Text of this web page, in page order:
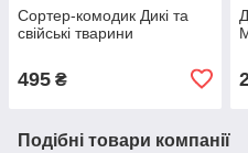
Сортер-комодик Дикі та
свійські тварини
495 ₴
Подібні товари компанії